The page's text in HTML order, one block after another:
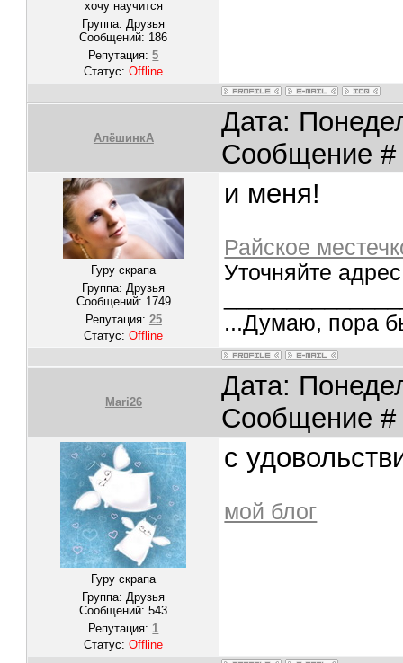
хочу научится
Группа: Друзья
Сообщений: 186
Репутация:5
Статус:Offline
АлёшинкА
Дата:
Сообщение
Гуру скрапа
Группа: Друзья
Сообщений: 1749
Репутация: 25
Статус:Offline
и меня!
Райское
Уточняйте
...Думаю, пора
Mari26
Дата:
Сообщение
Гуру скрапа
Группа: Друзья
Сообщений:543
Репутация: 1
Статус:Offline
с
мой блог